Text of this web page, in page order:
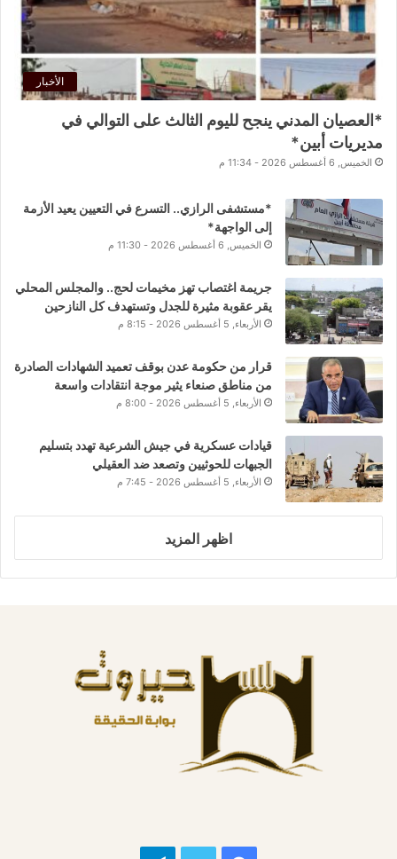
الأخبار
*العصيان المدني ينجح لليوم الثالث على التوالي في
مديريات أبين*
الخميس, 6 أغسطس 2026 - 11:34 م
*مستشفى الرازي.. التسرع في التعيين يعيد الأزمة
إلى الواجهة*
الخميس, 6 أغسطس 2026 - 11:30 م
جريمة اغتصاب تهز مخيمات لحج.. والمجلس المحلي
يقر عقوبة مثيرة للجدل وتستهدف كل النازحين
الأربعاء, 5 أغسطس 2026 - 8:15 م
قرار من حكومة عدن بوقف تعميد الشهادات الصادرة
من مناطق صنعاء يثير موجة انتقادات واسعة
الأربعاء, 5 أغسطس 2026 - 8:00 م
قيادات عسكرية في جيش الشرعية تهدد بتسليم
الجبهات للحوثيين وتصعد ضد العقيلي
الأربعاء, 5 أغسطس 2026 - 7:45 م
اظهر المزيد